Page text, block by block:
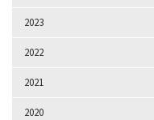
2023
2022
2021
2020